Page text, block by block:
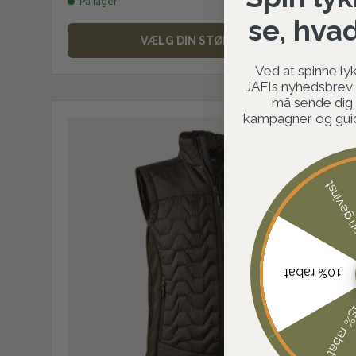
VÆLG DIN STØRRELSEse,
Ved at spinne
JAFIs
må sende
kampagner og
15%
10% rabat